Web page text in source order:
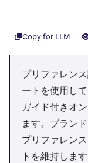
Copy for LLM
プリファレン
ートを使用し
ガイド付きオ
ます。ブラン
プリファレン
トを維持します